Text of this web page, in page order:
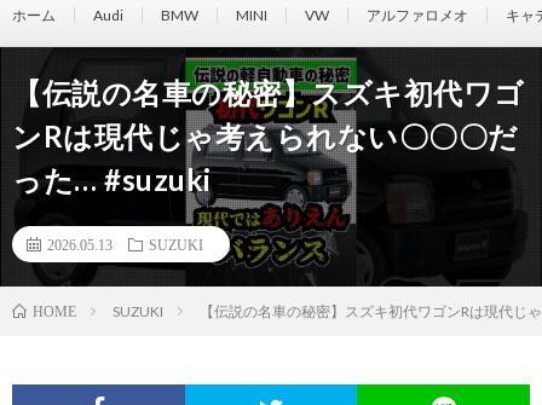
ホーム Audi BMW MINI VW アルファロメオ キャ
【伝説の名車の秘密】スズキ初代ワゴ
ンRは現代じゃ考えられない〇〇〇だ
った… #suzuki
2026.05.13 SUZUKI
HOME SUZUKI 【伝説の名車の秘密】スズキ初代ワゴンRは現代